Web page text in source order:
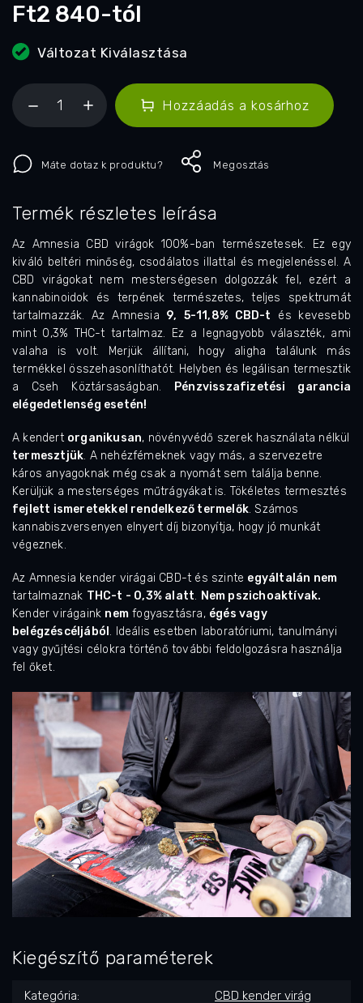
Ft2 840-tól
Változat Kiválasztása
Hozzáadás a kosárhoz
Máte dotaz k produktu? Megosztás
Termék részletes leírása
Az Amnesia CBD virágok 100%-ban természetesek. Ez egy
kiváló beltéri minőség, csodálatos illattal és megjelenéssel. A
CBD virágokat nem mesterségesen dolgozzák fel, ezért a
kannabinoidok és terpének természetes, teljes spektrumát
tartalmazzák. Az Amnesia 9, 5-11,8% CBD-t és kevesebb
mint 0,3% THC-t tartalmaz. Ez a legnagyobb választék, ami
valaha is volt. Merjük állítani, hogy aligha találunk más
termékkel összehasonlíthatót. Helyben és legálisan termesztik
a Cseh Köztársaságban.
Pénzvisszafizetési garancia
elégedetlenség esetén!
A kendert organikusan, növényvédő szerek használata nélkül
termesztjük. A nehézfémeknek vagy más, a szervezetre
káros anyagoknak még csak a nyomát sem találja benne.
Kerüljük a mesterséges műtrágyákat is. Tökéletes termesztés
fejlett ismeretekkel rendelkező termelők. Számos
kannabiszversenyen elnyert díj bizonyítja, hogy jó munkát
végeznek.
Az Amnesia kender virágai CBD-t és szinte egyáltalán nem
tartalmaznak THC-t - 0,3% alatt. Nem pszichoaktívak.
Kender virágaink nem fogyasztásra, égés vagy
belégzéscéljából . Ideális esetben laboratóriumi, tanulmányi
vagy gyűjtési célokra történő további feldolgozásra használja
fel őket.
Kiegészítő paraméterek
Kategória: CBD kender virág